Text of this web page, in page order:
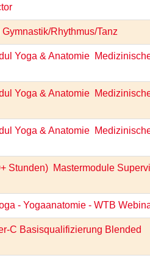
Rhythmus/Tanz
Yoga & Anatomie 
Yoga & Anatomie 
Yoga & Anatomie 
Stunden)  Mastermodule
- Yogaanatomie - WTB
C Basisqualifizierung Blended